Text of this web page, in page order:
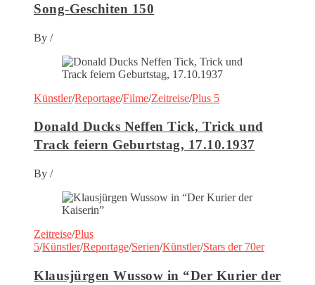
Song-Geschiten 150
By /
Künstler/Reportage/Filme/Zeitreise/Plus 5
Donald Ducks Neffen Tick, Trick und
Track feiern Geburtstag, 17.10.1937
By /
Zeitreise/Plus
5/Künstler/Reportage/Serien/Künstler/Stars der 70er
Klausjürgen Wussow in “Der Kurier der